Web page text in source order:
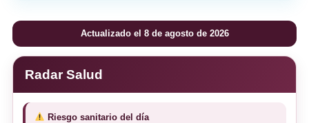
Actualizado el 8 de agosto de 2026
Radar Salud
Riesgo sanitario del día